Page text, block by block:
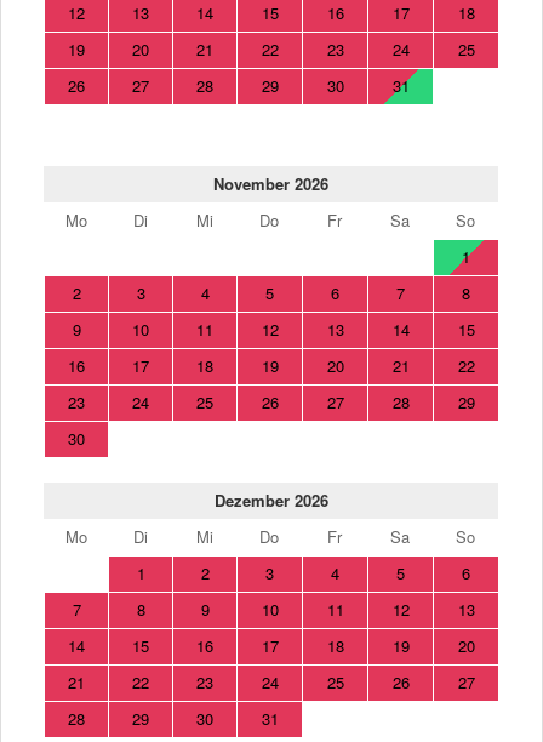
12
13 14 15 16 17
18
19
20 21 22 23 24
25
26
27 28 29 30 31
November 2026
Mo
Di Mi Do Fr Sa
So
1
2
3 4 5 6 7
8
9
10 11 12 13 14
15
16
17 18 19 20 21
22
23
24 25 26 27 28
29
30
Dezember 2026
Mo
Di Mi Do Fr Sa
So
1
2 3 4 5
6
7
8 9 10 11 12
13
14
15 16 17 18 19
20
21
22 23 24 25 26
27
28
29 30 31